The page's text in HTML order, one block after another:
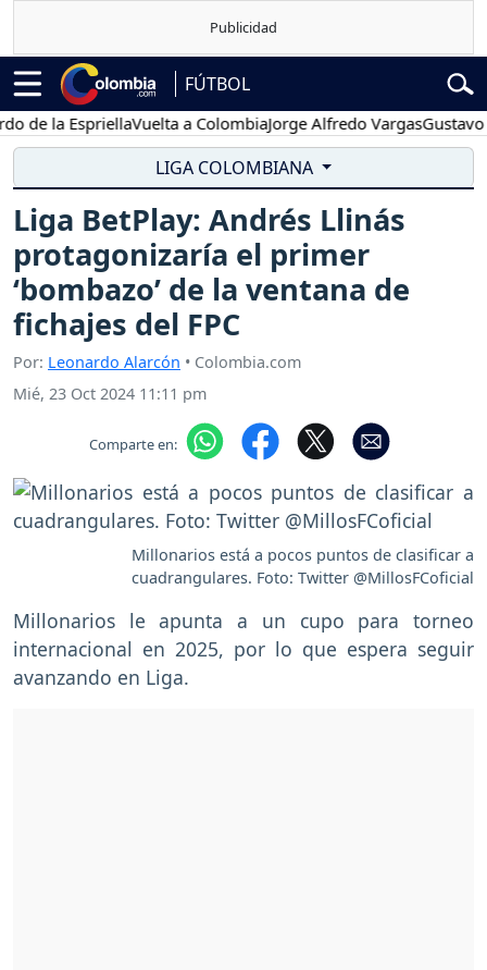
FÚTBOL
la EspriellaVuelta a ColombiaJorge Alfredo VargasGustavo Petro
LIGA COLOMBIANA
Liga BetPlay: Andrés Llinás
protagonizaría el primer
‘bombazo’ de la ventana de
fichajes del FPC
Por: Leonardo Alarcón • Colombia.com
Mié, 23 Oct 2024 11:11 pm
Comparte en:
Millonarios está a pocos puntos de clasificar a
cuadrangulares. Foto: Twitter @MillosFCoficial
Millonarios le apunta a un cupo para torneo
internacional en 2025, por lo que espera seguir
avanzando en Liga.